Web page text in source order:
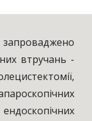
втручань -